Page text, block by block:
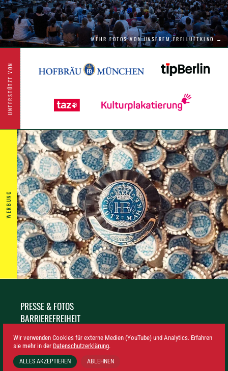
MEHR FOTOS VON UNSEREM FREILUFTKINO →
UNTERSTÜTZT VON
WERBUNG
PRESSE & FOTOS
BARRIEREFREIHEIT
IMPRESSUM
DATENSCHUTZ
Wir verwenden Cookies für externe Medien (YouTube) und Analytics. Erfahren
sie mehr in der Datenschutzerklärung.
ALLES AKZEPTIEREN ABLEHNEN